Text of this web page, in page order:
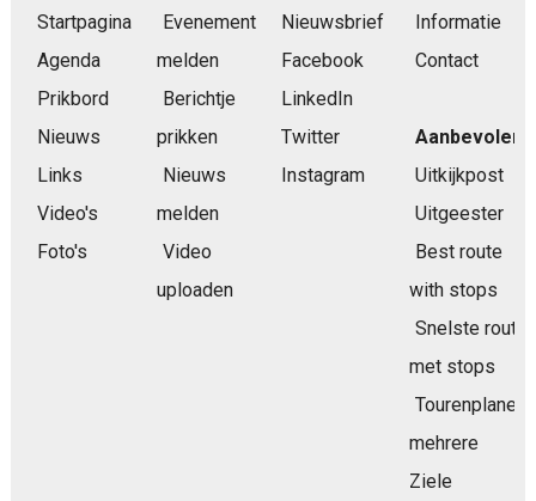
Startpagina
Agenda
Prikbord
Nieuws
Links
Video's
Foto's
Evenement
melden
Berichtje
prikken
Nieuws
melden
Video
uploaden
Nieuwsbrief
Facebook
LinkedIn
Twitter
Instagram
Informatie
Contact
Aanbevolen
Uitkijkpost
Uitgeester
Best route
with stops
Snelste route
met stops
Tourenplaner
mehrere
Ziele